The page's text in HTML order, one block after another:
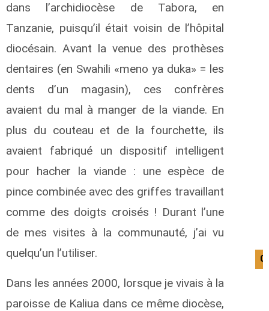
dans l’archidiocèse de Tabora, en
Tanzanie, puisqu’il était voisin de l’hôpital
diocésain. Avant la venue des prothèses
dentaires (en Swahili «meno ya duka» = les
dents d’un magasin), ces confrères
avaient du mal à manger de la viande. En
plus du couteau et de la fourchette, ils
avaient fabriqué un dispositif intelligent
pour hacher la viande : une espèce de
pince combinée avec des griffes travaillant
comme des doigts croisés ! Durant l’une
de mes visites à la communauté, j’ai vu
quelqu’un l’utiliser.
Dans les années 2000, lorsque je vivais à la
paroisse de Kaliua dans ce même diocèse,